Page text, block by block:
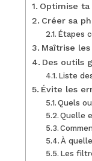
Optimise
Créer sa
Étapes
Maîtrise
Des outils
Liste
Évite les
Quels
Quelle
À
Les